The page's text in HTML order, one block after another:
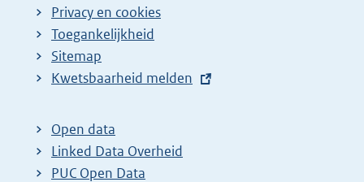
Privacy en cookies
Toegankelijkheid
Sitemap
E
t
e
r
Kwetsbaarheid melden
Open data
Linked Data Overheid
PUC Open Data